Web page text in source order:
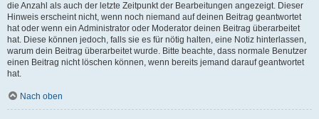
die Anzahl als auch der letzte Zeitpunkt der Bearbeitungen angezeigt. Dieser
Hinweis erscheint nicht, wenn noch niemand auf deinen Beitrag geantwortet
hat oder wenn ein Administrator oder Moderator deinen Beitrag überarbeitet
hat. Diese können jedoch, falls sie es für nötig halten, eine Notiz hinterlassen,
warum dein Beitrag überarbeitet wurde. Bitte beachte, dass normale Benutzer
einen Beitrag nicht löschen können, wenn bereits jemand darauf geantwortet
hat.
Nach oben